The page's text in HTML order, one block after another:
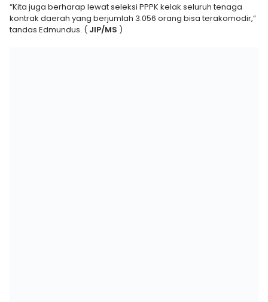
“Kita juga berharap lewat seleksi PPPK kelak seluruh tenaga
kontrak daerah yang berjumlah 3.056 orang bisa terakomodir,”
tandas Edmundus. ( JIP/MS )